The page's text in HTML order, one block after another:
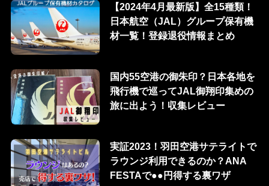
【2024年4月最新版】全15種類！
日本航空（JAL）グループ保有機
材一覧！登録退役情報まとめ
国内55空港の御朱印？日本各地を
飛行機で巡ってJAL御翔印集めの
旅に出よう！収集レビュー
実証2023！羽田空港サテライトで
ラウンジ利用できるのか？ANA
FESTAで●●円得する裏ワザ